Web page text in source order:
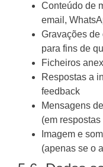
Conteúdo de
email,
Gravações
para fins de
Ficheiros
Respostas a
feedback
Mensagens
(em respostas
Imagem e
(apenas se o